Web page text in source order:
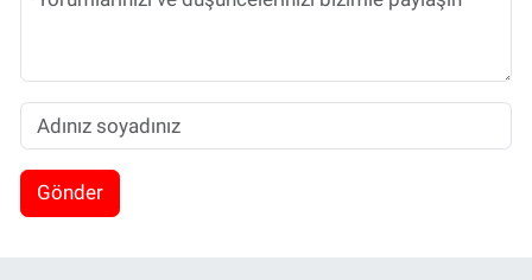
Gönder